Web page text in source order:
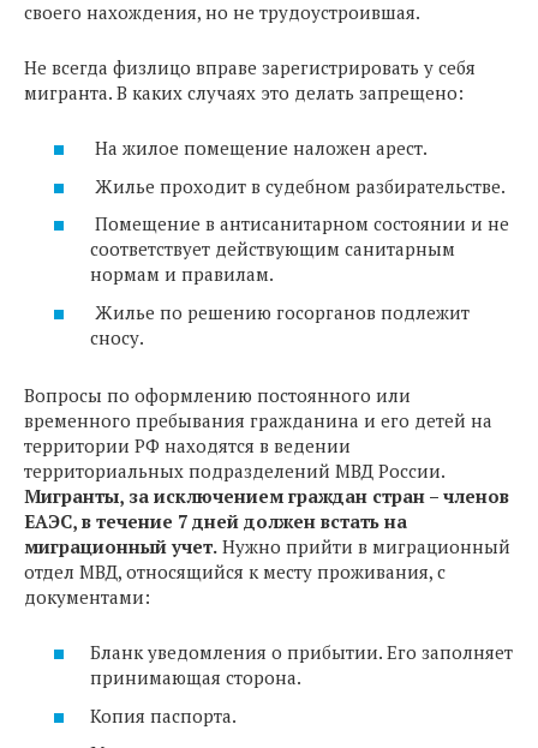
своего нахождения, но не трудоустроившая.
Не всегда физлицо вправе зарегистрировать у себя
мигранта. В каких случаях это делать запрещено:
На жилое помещение наложен арест.
Жилье проходит в судебном разбирательстве.
Помещение в антисанитарном состоянии и не
соответствует действующим санитарным
нормам и правилам.
Жилье по решению госорганов подлежит
сносу.
Вопросы по оформлению постоянного или
временного пребывания гражданина и его детей на
территории РФ находятся в ведении
территориальных подразделений МВД России.
Мигранты, за исключением граждан стран – членов
ЕАЭС, в течение 7 дней должен встать на
миграционный учет. Нужно прийти в миграционный
отдел МВД, относящийся к месту проживания, с
документами:
Бланк уведомления о прибытии. Его заполняет
принимающая сторона.
Копия паспорта.